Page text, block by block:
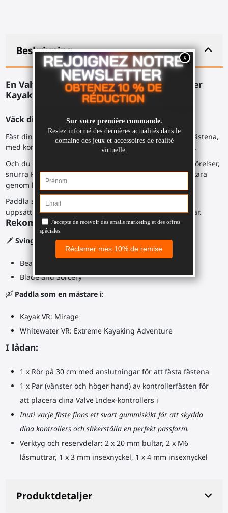
Beskrivning
En Valve Index dual-sabel för BeatSaber eller
Kayak VR-spel.
Väck din inre krigare.
Fäst dina Valve Index-kontrollers stadigt i de fastsatta fästena,
med kontrollerns handledsrem runt ProSabers armatur.
Och du är redo att släppa lös din stil i en explosion av rörelser,
snurra ProSabern i dina händer eller runt dig, för att skära
genom kuberna.
Paddla som en galning i din virtuella kajak, med en
uppsättning realistiska rörelser utan att skada dina axlar.
Rekommenderade spel:
🗡️ Svinga din ProSaber dubbelklinga i:
Beat Saber
Blade and Sorcery
🛶 Paddla som en mästare i:
Kayak VR: Mirage
Whitewater VR: Extreme Kayaking Adventure
I lådan:
1 x Rör på 30 cm med anslutningar för att fästa fästena
1 x Par (vänster och höger hand) av kontrollerfästen för
att placera dina Valve Index-kontrollers i
Inuti varje fäste finns ett svart gummiskikt för att skydda
dina kontrollers och säkerställa en perfekt passform.
Verktyg och reservdelar: 2 x 20 mm bultar, 2 x M6
låsmuttrar, 1 x 3 mm insexnyckel, 1 x 4 mm insexnyckel
Produktdetaljer